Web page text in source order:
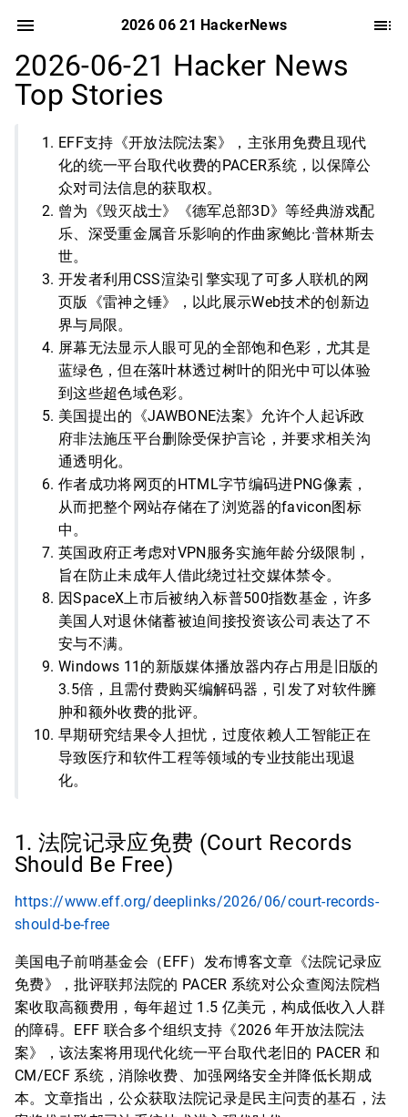
2026 06 21 HackerNews
2026-06-21 Hacker News
Top Stories
EFF支持《开放法院法案》，主张用免费且现代
化的统一平台取代收费的PACER系统，以保障公
众对司法信息的获取权。
曾为《毁灭战士》《德军总部3D》等经典游戏配
乐、深受重金属音乐影响的作曲家鲍比·普林斯去
世。
开发者利用CSS渲染引擎实现了可多人联机的网
页版《雷神之锤》，以此展示Web技术的创新边
界与局限。
屏幕无法显示人眼可见的全部饱和色彩，尤其是
蓝绿色，但在落叶林透过树叶的阳光中可以体验
到这些超色域色彩。
美国提出的《JAWBONE法案》允许个人起诉政
府非法施压平台删除受保护言论，并要求相关沟
通透明化。
作者成功将网页的HTML字节编码进PNG像素，
从而把整个网站存储在了浏览器的favicon图标
中。
英国政府正考虑对VPN服务实施年龄分级限制，
旨在防止未成年人借此绕过社交媒体禁令。
因SpaceX上市后被纳入标普500指数基金，许多
美国人对退休储蓄被迫间接投资该公司表达了不
安与不满。
Windows 11的新版媒体播放器内存占用是旧版的
3.5倍，且需付费购买编解码器，引发了对软件臃
肿和额外收费的批评。
早期研究结果令人担忧，过度依赖人工智能正在
导致医疗和软件工程等领域的专业技能出现退
化。
1. 法院记录应免费 (Court Records
Should Be Free)
https://www.eff.org/deeplinks/2026/06/court-records-
should-be-free
美国电子前哨基金会（EFF）发布博客文章《法院记录应
免费》，批评联邦法院的 PACER 系统对公众查阅法院档
案收取高额费用，每年超过 1.5 亿美元，构成低收入人群
的障碍。EFF 联合多个组织支持《2026 年开放法院法
案》，该法案将用现代化统一平台取代老旧的 PACER 和
CM/ECF 系统，消除收费、加强网络安全并降低长期成
本。文章指出，公众获取法院记录是民主问责的基石，法